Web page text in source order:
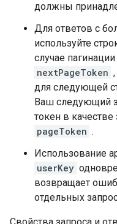
должны
Для ответов с
используйте
случае
nextPageToken
для следующей
Ваш следующий
токен в качестве
pageToken .
Использование
userKey
возвращает
отдельных